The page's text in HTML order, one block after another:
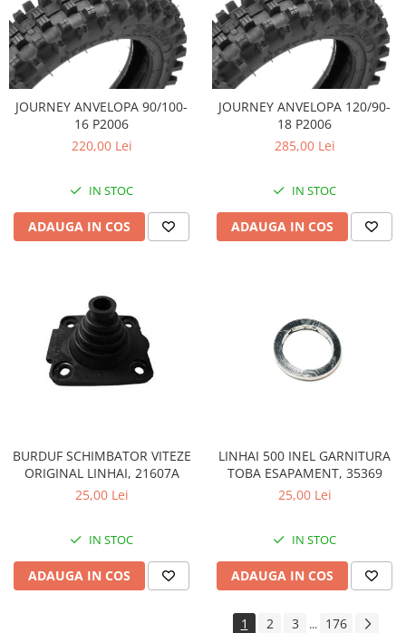
JOURNEY ANVELOPA 90/100-
16 P2006
220,00 Lei
IN STOC
ADAUGA IN COS
JOURNEY ANVELOPA 120/90-
18 P2006
285,00 Lei
IN STOC
ADAUGA IN COS
BURDUF SCHIMBATOR VITEZE
ORIGINAL LINHAI, 21607A
25,00 Lei
IN STOC
ADAUGA IN COS
LINHAI 500 INEL GARNITURA
TOBA ESAPAMENT, 35369
25,00 Lei
IN STOC
ADAUGA IN COS
1 2 3 ... 176